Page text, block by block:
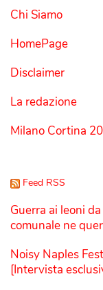
Chi Siamo
HomePage
Disclaimer
La redazione
Milano Cortina
Feed RSS
Guerra ai leoni
comunale ne
Noisy Naples
[Intervista